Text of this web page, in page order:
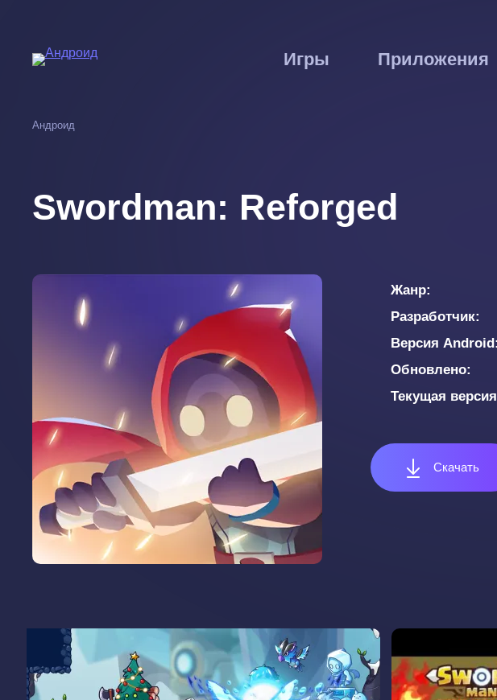
основному
Игры Приложения
Андроид
Swordman: Reforged
Жанр
Разработчик
Версия Android
Обновлено
Текущая версия
Скачать